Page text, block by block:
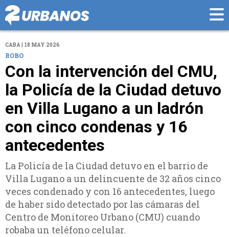
CABA | 18 MAY 2026
ROBO
Con la intervención del CMU,
la Policía de la Ciudad detuvo
en Villa Lugano a un ladrón
con cinco condenas y 16
antecedentes
La Policía de la Ciudad detuvo en el barrio de
Villa Lugano a un delincuente de 32 años cinco
veces condenado y con 16 antecedentes, luego
de haber sido detectado por las cámaras del
Centro de Monitoreo Urbano (CMU) cuando
robaba un teléfono celular.